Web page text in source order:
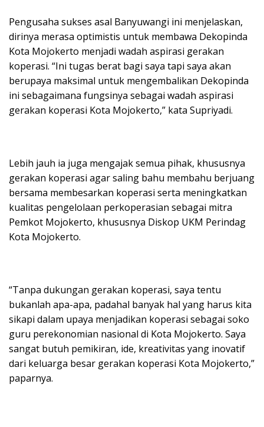
Pengusaha sukses asal Banyuwangi ini menjelaskan,
dirinya merasa optimistis untuk membawa Dekopinda
Kota Mojokerto menjadi wadah aspirasi gerakan
koperasi. “Ini tugas berat bagi saya tapi saya akan
berupaya maksimal untuk mengembalikan Dekopinda
ini sebagaimana fungsinya sebagai wadah aspirasi
gerakan koperasi Kota Mojokerto,” kata Supriyadi.
Lebih jauh ia juga mengajak semua pihak, khususnya
gerakan koperasi agar saling bahu membahu berjuang
bersama membesarkan koperasi serta meningkatkan
kualitas pengelolaan perkoperasian sebagai mitra
Pemkot Mojokerto, khususnya Diskop UKM Perindag
Kota Mojokerto.
“Tanpa dukungan gerakan koperasi, saya tentu
bukanlah apa-apa, padahal banyak hal yang harus kita
sikapi dalam upaya menjadikan koperasi sebagai soko
guru perekonomian nasional di Kota Mojokerto. Saya
sangat butuh pemikiran, ide, kreativitas yang inovatif
dari keluarga besar gerakan koperasi Kota Mojokerto,”
paparnya.